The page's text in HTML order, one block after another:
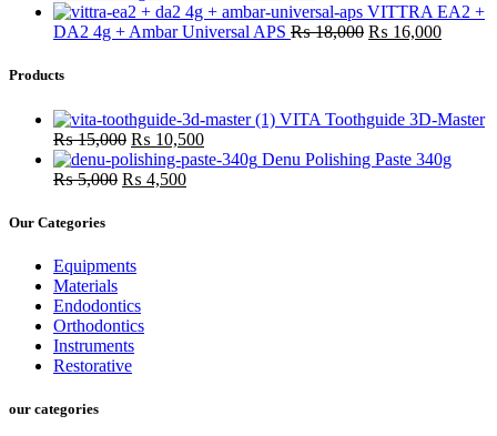
VITTRA EA2 +
DA2 4g + Ambar Universal APS ₨18,000 ₨ 16,000
Products
VITA Toothguide 3D-Master
₨15,000 ₨ 10,500
Denu Polishing Paste 340g
₨5,000 ₨ 4,500
Our Categories
Equipments
Materials
Endodontics
Orthodontics
Instruments
Restorative
our categories